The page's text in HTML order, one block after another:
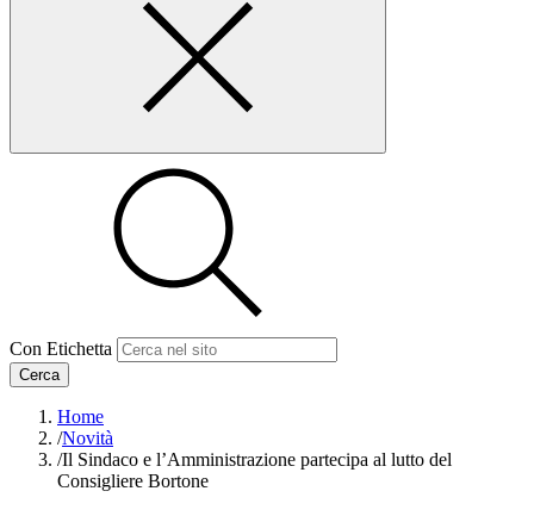
Con Etichetta
Cerca
Home
/Novità
/Il Sindaco e l’Amministrazione partecipa al lutto del
Consigliere Bortone